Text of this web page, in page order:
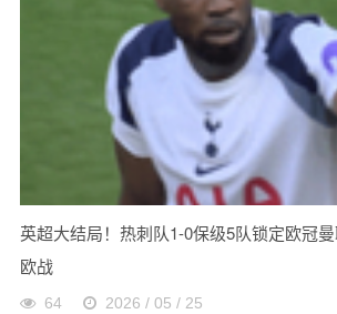
英超大结局！热刺队1-0保级5队锁定欧冠
欧战
64 2026 / 05 / 25